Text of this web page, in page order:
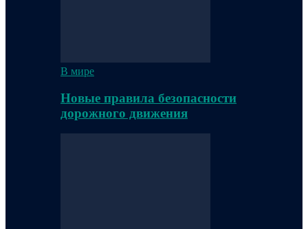
В мире
Новые правила безопасности
дорожного движения